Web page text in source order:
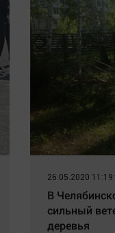
26.05.2020
В
сильный
деревья